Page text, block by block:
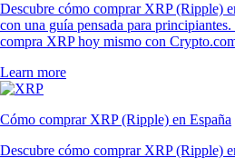
Descubre cómo comprar XRP (Ripple)
con una guía pensada para
compra XRP hoy mismo con
Learn more
Cómo comprar XRP (Ripple) en España
Descubre cómo comprar XRP (Ripple)